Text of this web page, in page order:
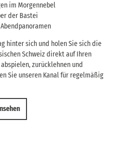
im Morgennebel
der Bastei
hinter sich und holen Sie sich die
Schweiz direkt auf Ihren
zurücklehnen und
Sie unseren Kanal für regelmäßig